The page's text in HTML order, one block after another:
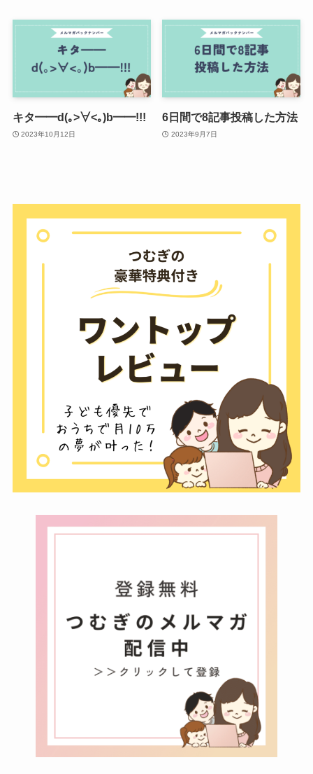
キタ━━d(｡>∀<｡)b━━!!!
2023年10月12日
6日間で8記事投稿した方法
2023年9月7日